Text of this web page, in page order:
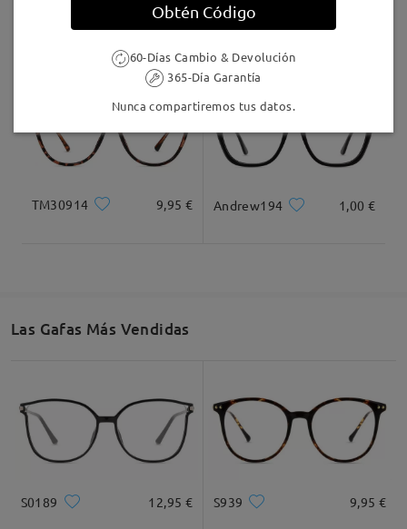
MT37644 7,00 € Jewels246 16,95 €
TM30914 9,95 € Andrew194 1,00 €
Las Gafas Más Vendidas
S0189 12,95 € S939 9,95 €
Obtén Código
60-Días Cambio & Devolución
365-Día Garantía
Nunca compartiremos tus datos.